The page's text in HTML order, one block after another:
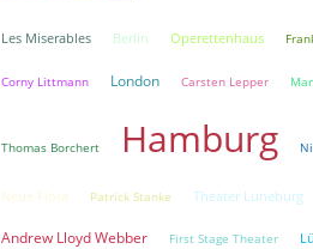
Les Miserables Berlin Operettenhaus
Corny Littmann London Carsten Lepper
Thomas Borchert Hamburg
Neue Flora Patrick Stanke Theater Lüneburg
Andrew Lloyd Webber First Stage Theater